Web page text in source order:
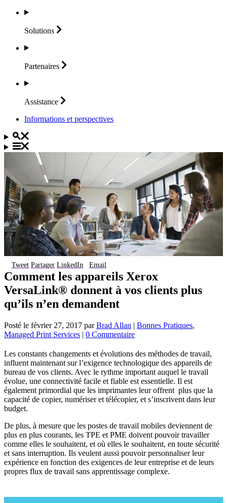
Solutions
Partenaires
Assistance
Informations et perspectives
Tweet Partager LinkedIn Email
Comment les appareils Xerox
VersaLink® donnent à vos clients plus
qu’ils n’en demandent
Posté le février 27, 2017 parBrad Allan | Bonnes Pratiques,
Managed Print Services | 0 Commentaire
Les constants changements et évolutions des méthodes de travail,
influent maintenant sur l’exigence technologique des appareils de
bureau de vos clients. Avec le rythme important auquel le travail
évolue, une connectivité facile et fiable est essentielle. Il est
également primordial que les imprimantes leur offrent plus que la
capacité de copier, numériser et télécopier, et s’inscrivent dans leur
budget.
De plus, à mesure que les postes de travail mobiles deviennent de
plus en plus courants, les TPE et PME doivent pouvoir travailler
comme elles le souhaitent, et où elles le souhaitent, en toute sécurité
et sans interruption. Ils veulent aussi pouvoir personnaliser leur
expérience en fonction des exigences de leur entreprise et de leurs
propres flux de travail sans apprentissage complexe.